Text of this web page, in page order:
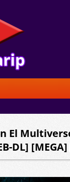
El
DL] [MEGA]